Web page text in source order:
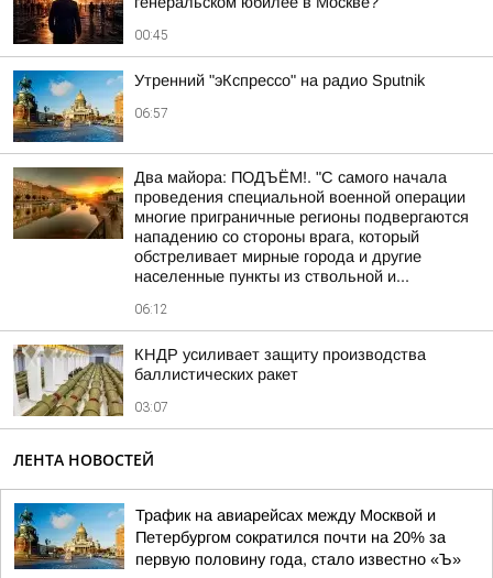
00:45
Утренний "эКспрессо" на радио Sputnik
06:57
Два майора: ПОДЪЁМ!. "С самого начала
проведения специальной военной операции
многие приграничные регионы подвергаются
нападению со стороны врага, который
обстреливает мирные города и другие
населенные пункты из ствольной и...
06:12
КНДР усиливает защиту производства
баллистических ракет
03:07
ЛЕНТА НОВОСТЕЙ
Трафик на авиарейсах между Москвой и
Петербургом сократился почти на 20% за
первую половину года, стало известно «Ъ»